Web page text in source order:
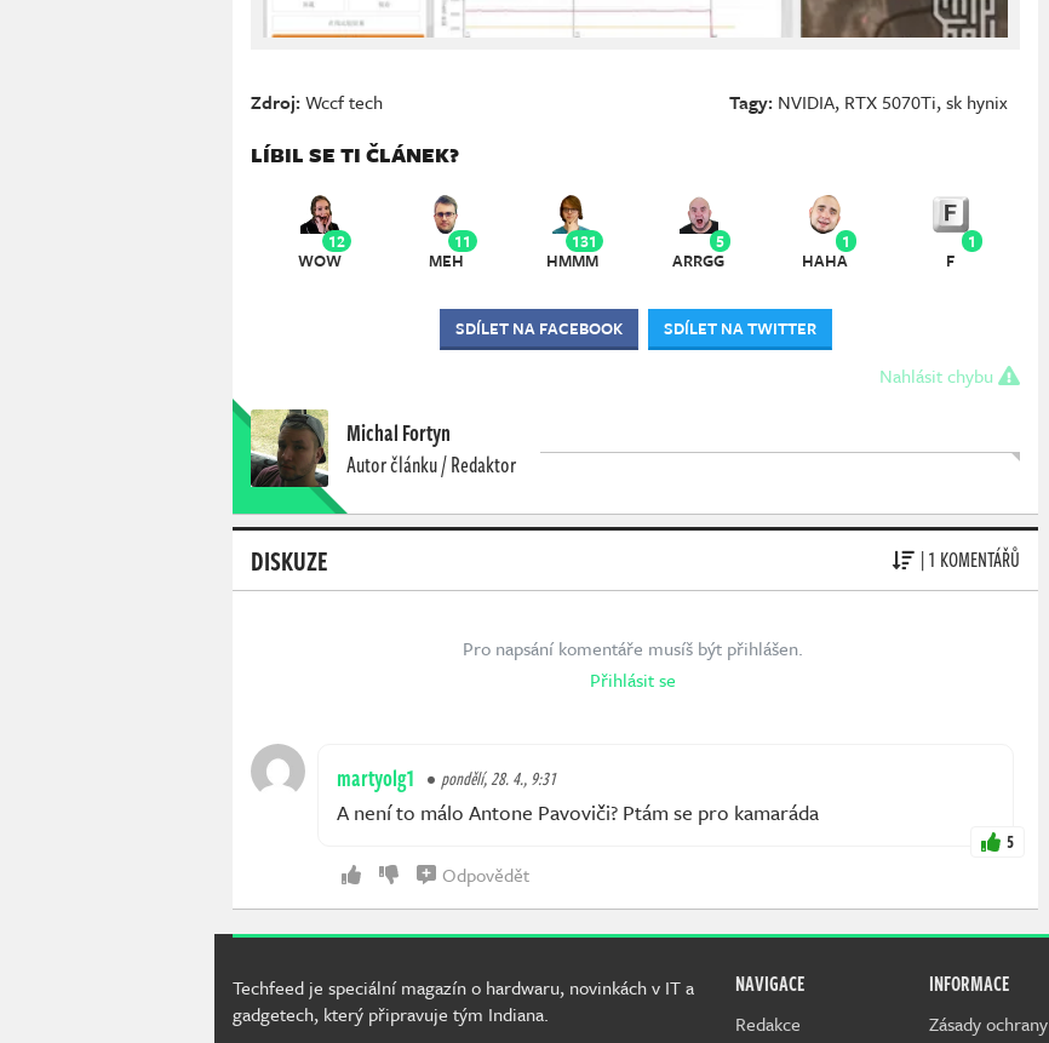
Zdroj:Wccf tech Tagy: NVIDIA, RTX 5070Ti,sk hynix
LÍBIL SE TI ČLÁNEK?
12
WOW
11
MEH
131
HMMM
5
ARRGG
1
HAHA
1
F
SDÍLET NA FACEBOOK SDÍLET NA TWITTER
Nahlásit chybu
Michal Fortyn
Autor článku / Redaktor
DISKUZE | 1 KOMENTÁŘŮ
Pro napsání komentáře musíš být přihlášen.
Přihlásit se
martyolg1 pondělí, 28. 4., 9:31
A není to málo Antone Pavoviči? Ptám se pro kamaráda
5
Odpovědět
NAVIGACE
Redakce
INFORMACE
Zásady ochrany
Techfeed je speciální magazín o hardwaru, novinkách v IT a
gadgetech, který připravuje tým Indiana.